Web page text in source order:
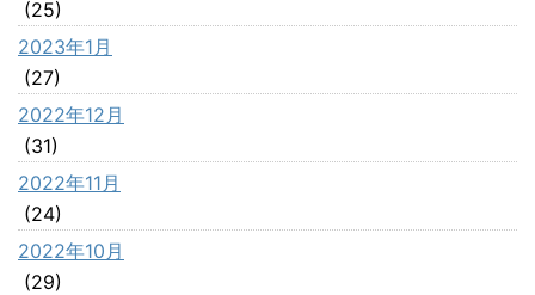
(25)
2023年1月
(27)
2022年12月
(31)
2022年11月
(24)
2022年10月
(29)